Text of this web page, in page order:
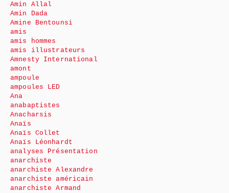
Amin Allal
Amin Dada
Amine Bentounsi
amis
amis hommes
amis illustrateurs
Amnesty International
amont
ampoule
ampoules LED
Ana
anabaptistes
Anacharsis
Anaïs
Anaïs Collet
Anaïs Léonhardt
analyses Présentation
anarchiste
anarchiste Alexandre
anarchiste américain
anarchiste Armand